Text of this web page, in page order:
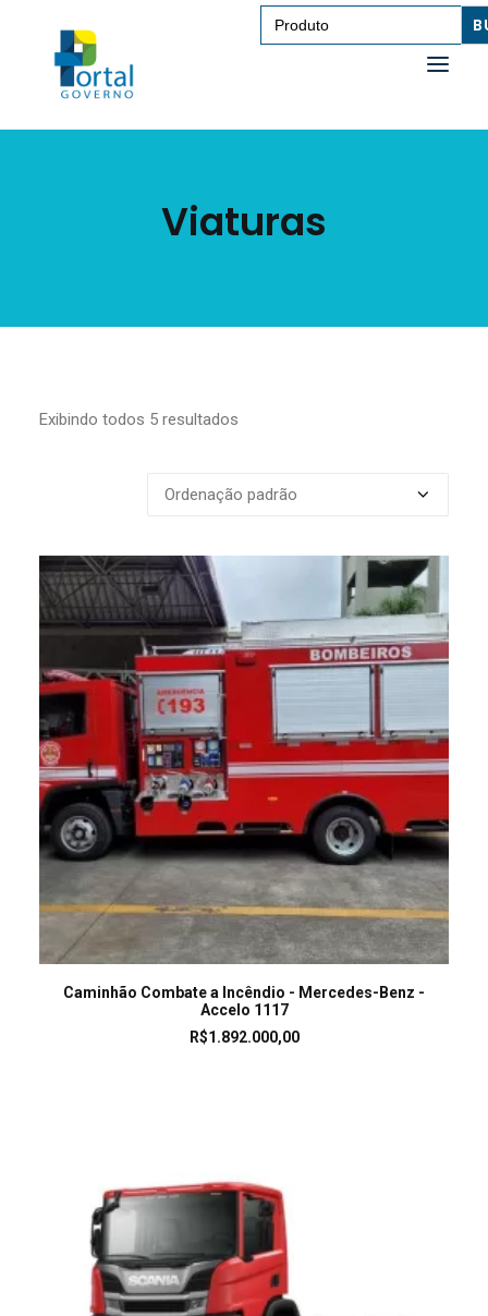
Search
for:
TRANSPORTE DE PESSOASViaturas
Exibindo todos 5 resultados
LEIA MAIS
Caminhão Combate a Incêndio - Mercedes-Benz -
Accelo 1117
R$1.892.000,00